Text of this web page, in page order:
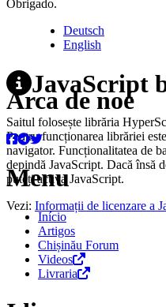
Obrigado.
Deutsch
English
JavaScript
Saitul folosește librăria
Pentru funcționarea librăriei
navigator. Funcționalitatea de
depindă JavaScript. Dacă însă
puteți activa JavaScript.
Vezi: Informații de licenzare a
Arca de noé
Menu
Início
Artigos
Chișinău Forum
Videos
Livraria